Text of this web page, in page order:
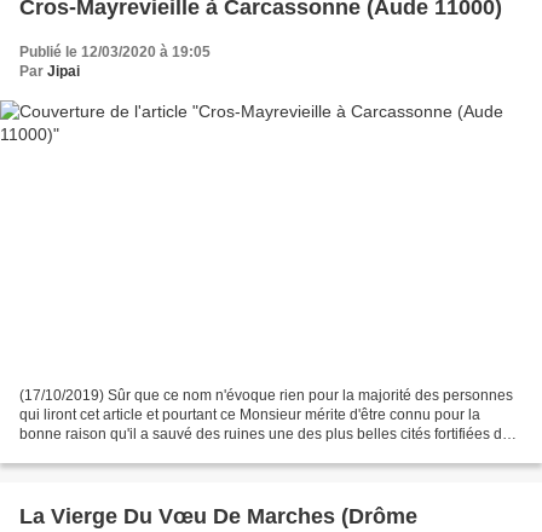
Cros-Mayrevieille à Carcassonne (Aude 11000)
Publié le 12/03/2020 à 19:05
Par Jipai
(17/10/2019) Sûr que ce nom n'évoque rien pour la majorité des personnes
qui liront cet article et pourtant ce Monsieur mérite d'être connu pour la
bonne raison qu'il a sauvé des ruines une des plus belles cités fortifiées de
La Vierge Du Vœu De Marches (Drôme